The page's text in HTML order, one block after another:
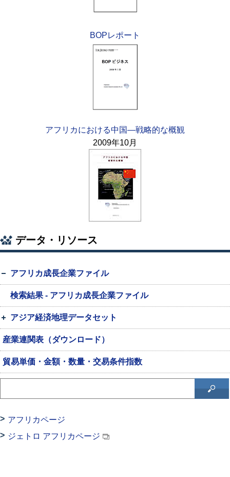
BOPレポート
アフリカにおける中国—戦略的な概観
2009年10月
データ・リソース
アフリカ成長企業ファイル
検索結果 - アフリカ成長企業ファイル
アジア経済地理データセット
産業連関表（ダウンロード）
貿易単価・金額・数量・交易条件指数
アフリカページ
ジェトロ アフリカページ